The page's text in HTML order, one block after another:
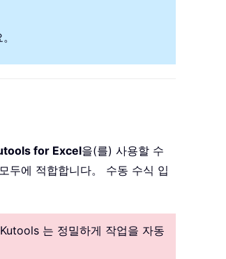
for Excel을(를) 사용할 수
두에 적합합니다。 수동 수식 입
는 정밀하게 작업을 자동